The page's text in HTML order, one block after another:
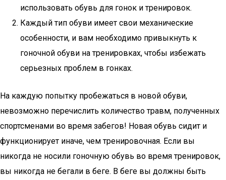
использовать обувь для гонок и тренировок.
Каждый тип обуви имеет свои механические
особенности, и вам необходимо привыкнуть к
гоночной обуви на тренировках, чтобы избежать
серьезных проблем в гонках.
На каждую попытку пробежаться в новой обуви,
невозможно перечислить количество травм, полученных
спортсменами во время забегов! Новая обувь сидит и
функционирует иначе, чем тренировочная. Если вы
никогда не носили гоночную обувь во время тренировок,
вы никогда не бегали в беге. В беге вы должны быть